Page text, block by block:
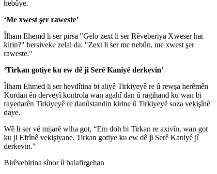
hebûye.
‘Me xwest şer raweste’
Îlham Ehemd li ser pirsa "Gelo zext li ser Rêveberiya Xweser hat
kirin?" bersiveke zelal da: "Zext li ser me nebûn, me xwest şer
raweste."
‘Tirkan gotiye ku ew dê ji Serê Kaniyê derkevin’
Îlham Ehmed li ser hevdîtina bi aliyê Tirkiyeyê re û rewşa herêmên
Kurdan ên derveyî kontrola wan agahî dan û ragihand ku wan bi
rayedarên Tirkiyeyê re danûstandin kirine û Tirkiyeyê soza vekişînê
daye.
Wê li ser vê mijarê wiha got, “Em doh bi Tirkan re axivîn, wan got
ku ji Efrînê vekişiyane. Tirkan gotiye ku ew dê ji Serê Kaniyê jî
derkevin."
Birêvebirina sînor û balafirgehan